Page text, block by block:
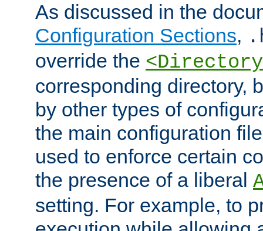
As discussed in the
Configuration Sections,
override the
corresponding directory,
by other types of
the main configuration
used to enforce certain
the presence of a liberal
setting. For example, to